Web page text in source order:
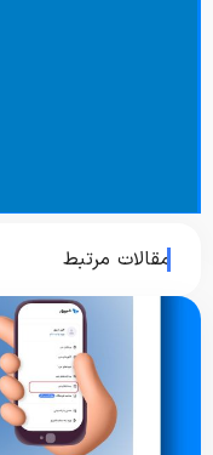
مقالات مرتبط